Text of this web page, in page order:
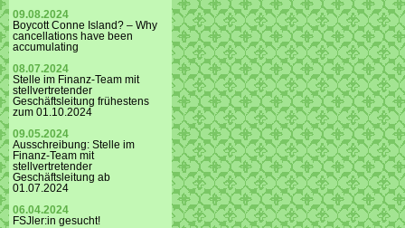
09.08.2024
Boycott Conne Island? – Why
cancellations have been
accumulating
08.07.2024
Stelle im Finanz-Team mit
stellvertretender
Geschäftsleitung frühestens
zum 01.10.2024
09.05.2024
Ausschreibung: Stelle im
Finanz-Team mit
stellvertretender
Geschäftsleitung ab
01.07.2024
06.04.2024
FSJler:in gesucht!